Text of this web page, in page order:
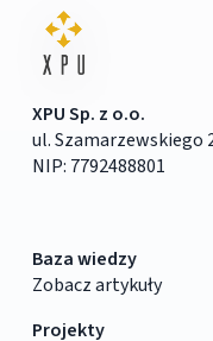
XPU Sp. z o.o.
ul. Szamarzewskiego
NIP: 7792488801
Baza wiedzy
Zobacz artykuły
Projekty